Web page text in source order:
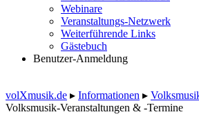
Webinare
Veranstaltungs-Netzwerk
Weiterführende Links
Gästebuch
Benutzer-Anmeldung
volXmusik.de ▸ Informationen ▸
Volksmusik-Veranstaltungen & -Termine